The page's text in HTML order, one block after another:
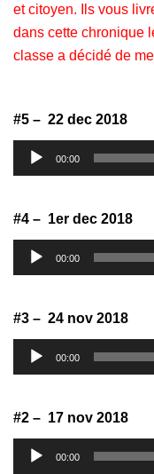
et citoyen. Ils vous
dans cette chronique
classe a décidé de
#5 – 22 dec 2018
Lecteur
audio
00:00
#4 – 1er dec 2018
Lecteur
audio
00:00
#3 – 24 nov 2018
Lecteur
audio
00:00
#2 – 17 nov 2018
Lecteur
audio
00:00